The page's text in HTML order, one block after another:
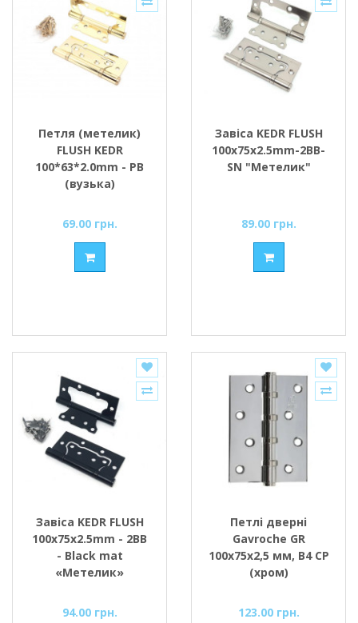
Петля (метелик)
FLUSH KEDR
100*63*2.0mm - PB
(вузька)
69.00 грн.
Завіса KEDR FLUSH
100x75x2.5mm-2BB-
SN "Метелик"
89.00 грн.
Завіса KEDR FLUSH
100x75x2.5mm - 2BB
- Black mat
«Метелик»
94.00 грн.
Петлі дверні
Gavroche GR
100x75x2,5 мм, B4 CP
(хром)
123.00 грн.